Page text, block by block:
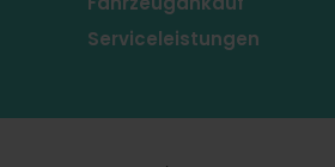
Serviceleistungen